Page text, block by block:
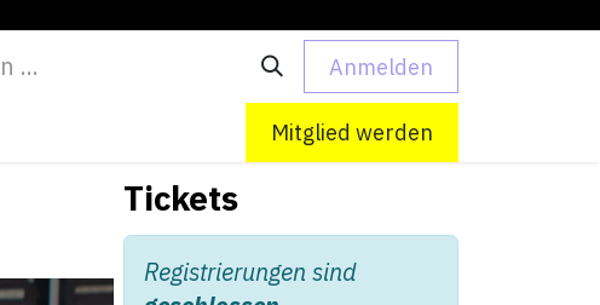
Anmelden
Mitglied werden
Tickets
Registrierungen sind